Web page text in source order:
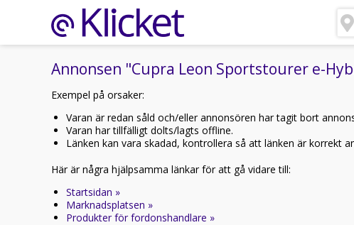
Annonsen "Cupra Leon Sportstourer e-
Exempel på orsaker:
Varan är redan såld och/eller annonsören har tagit bort
Varan har tillfälligt dolts/lagts offline.
Länken kan vara skadad, kontrollera så att länken är korrekt
Här är några hjälpsamma länkar för att gå vidare till:
Startsidan »
Marknadsplatsen »
Produkter för fordonshandlare »